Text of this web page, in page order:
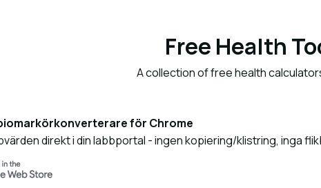
Free Health
A collection of free health
för Chrome
direkt i din labbportal - ingen kopiering/klistring, inga